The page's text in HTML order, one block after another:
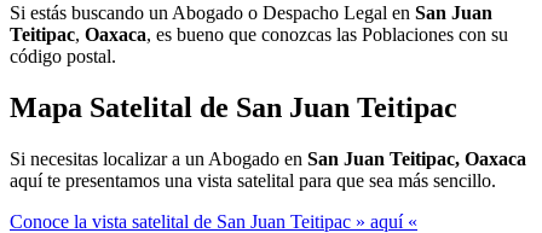
Si estás buscando un Abogado o Despacho Legal en San Juan
Teitipac, Oaxaca, es bueno que conozcas las Poblaciones con su
código postal.
Mapa Satelital de San Juan Teitipac
Si necesitas localizar a un Abogado en San Juan Teitipac, Oaxaca
aquí te presentamos una vista satelital para que sea más sencillo.
Conoce la vista satelital de San Juan Teitipac » aquí «